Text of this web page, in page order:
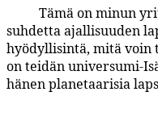
Tämä on minun
suhdetta ajallisuuden
hyödyllisintä, mitä voin
on teidän universumi-
hänen planetaarisia